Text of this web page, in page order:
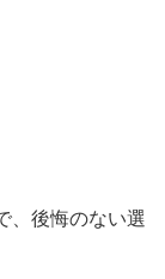
、後悔のない選